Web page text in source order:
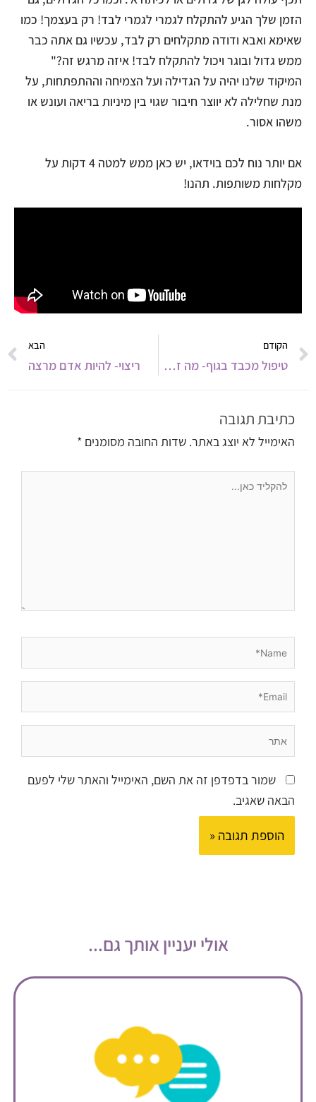
הזמן שלך הגיע להתקלח לגמרי לגמרי לבד! רק בעצמך! כמו
שאימא ואבא ודודה מתקלחים רק לבד, עכשיו גם אתה כבר
ממש גדול ובוגר ויכול להתקלח לבד! איזה מרגש זה?"
המיקוד שלנו יהיה על הגדילה ועל הצמיחה וההתפתחות, על
מנת שחלילה לא יווצר חיבור שגוי בין מיניות בריאה ועונש או
משהו אסור.
אם יותר נוח לכם בוידאו, יש כאן ממש למטה 4 דקות על
מקלחות משותפות. תהנו!
קודם
הקודם
טיפול מכבד בגוף- מה זה ולמה זה כל כך חשוב?
הבא
ריצוי- להיות אדם מרצה
כתיבת תגובה
האימייל לא יוצג באתר. שדות החובה מסומנים *
להקליד
Name*
Email*
שמור בדפדפן זה את השם, האימייל והאתר שלי לפעם
הבאה שאגיב.
אולי יעניין אותך גם...